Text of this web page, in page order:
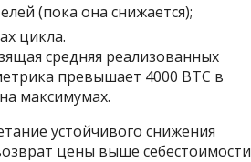
(пока она снижается);
цикла.
средняя реализованных
превышает 4000 BTC в
максимумах.
устойчивого снижения
цены выше себестоимости